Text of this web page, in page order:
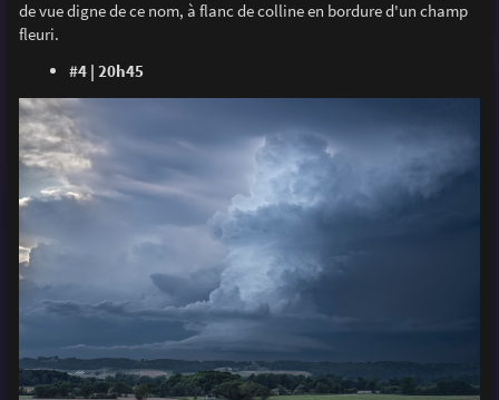
de vue digne de ce nom, à flanc de colline en bordure d'un champ
fleuri.
#4 | 20h45